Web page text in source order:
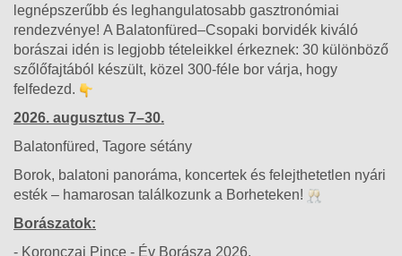
legnépszerűbb és leghangulatosabb gasztronómiai
rendezvénye! A Balatonfüred–Csopaki borvidék kiváló
borászai idén is legjobb tételeikkel érkeznek: 30 különböző
szőlőfajtából készült, közel 300-féle bor várja, hogy
felfedezd.
2026. augusztus 7–30.
Balatonfüred, Tagore sétány
Borok, balatoni panoráma, koncertek és felejthetetlen nyári
esték – hamarosan találkozunk a Borheteken!
Borászatok:
- Koronczai Pince - Év Borásza 2026.